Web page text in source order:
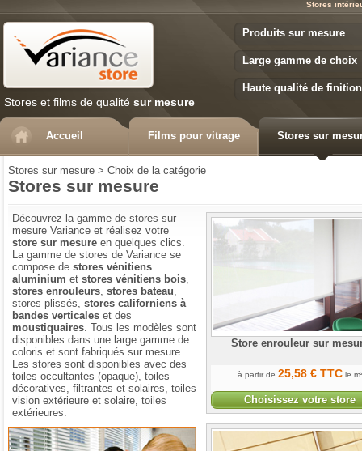
Stores
Stores et films de qualité sur mesure
Produits sur mesure
Large gamme de choix
Haute qualité de finition
Accueil Films pour vitrage Stores sur
Stores sur mesure > Choix de la catégorie
Stores sur mesure
Découvrez la gamme de stores sur
mesure Variance et réalisez votre
store sur mesure en quelques clics.
La gamme de stores de Variance se
compose de stores vénitiens
aluminium et stores vénitiens bois,
stores enrouleurs, stores bateau,
stores plissés, stores californiens à
bandes verticales et des
moustiquaires. Tous les modèles sont
disponibles dans une large gamme de
coloris et sont fabriqués sur mesure.
Les stores sont disponibles avec des
toiles occultantes (opaque), toiles
décoratives, filtrantes et solaires, toiles
vision extérieure et solaire, toiles
extérieures.
Comment choisir votre store
Store enrouleur sur
à partir de 25,58 € TTC le m²
Choisissez votre store